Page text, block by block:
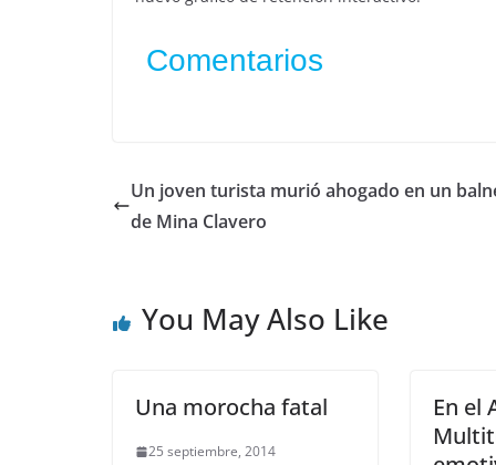
Comentarios
Un joven turista murió ahogado en un
de Mina Clavero
You May Also Like
Una morocha fatal
25 septiembre, 2014
En el